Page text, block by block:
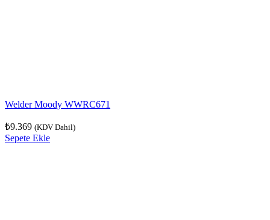
Welder Moody WWRC671
₺9.369 (KDV Dahil)
Sepete Ekle